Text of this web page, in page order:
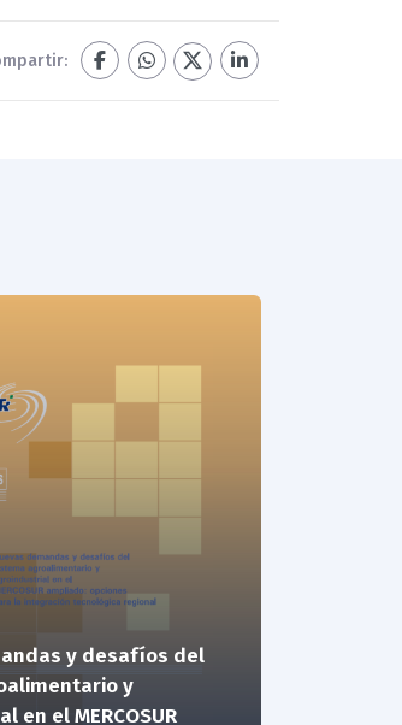
y desafíos del
y
en el MERCOSUR